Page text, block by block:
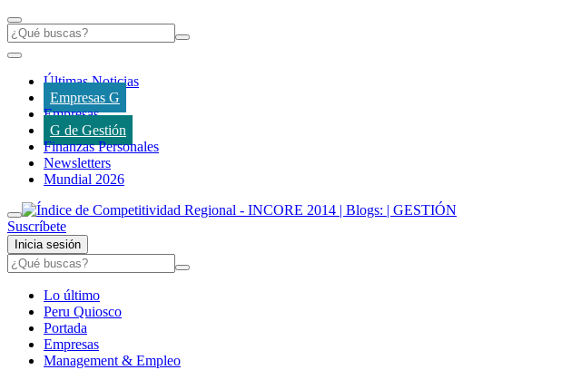
Últimas Noticias
Empresas G
Empresas
G de Gestión
Finanzas Personales
Newsletters
Mundial 2026
Suscríbete
Inicia sesión
Lo último
Peru Quiosco
Portada
Empresas
Management & Empleo